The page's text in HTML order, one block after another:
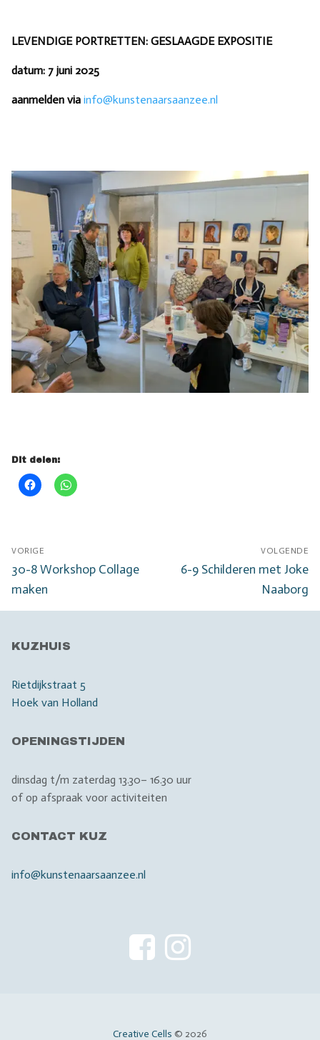
LEVENDIGE PORTRETTEN: GESLAAGDE EXPOSITIE
datum: 7 juni 2025
aanmelden via info@kunstenaarsaanzee.nl
Dit delen:
Bericht
navigatie
VORIGE
Vorig
bericht:
30-8 Workshop Collage
maken
VOLGENDE
Volgend
6-9 Schilderen met Joke
Naaborg
KUZHUIS
Rietdijkstraat 5
Hoek van Holland
OPENINGSTIJDEN
dinsdag t/m zaterdag 13.30– 16.30 uur
of op afspraak voor activiteiten
CONTACT KUZ
info@kunstenaarsaanzee.nl
Creative Cells © 2026